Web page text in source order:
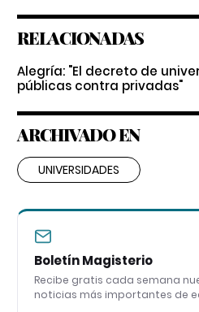
RELACIONADAS
Alegría: "El decreto de
públicas contra privadas"
ARCHIVADO EN
UNIVERSIDADES
Boletín Magisterio
Recibe gratis cada semana
noticias más importantes de